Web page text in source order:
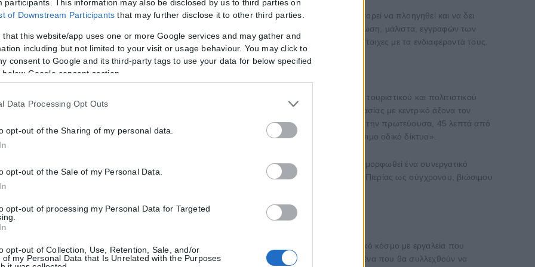
participants. This information may also be disclosed by us to third parties on
of Downstream Participants that may further disclose it to other third parties.
that this website/app uses one or more Google services and may gather and
including but not limited to your visit or usage behaviour. You may click to
consent to Google and its third-party tags to use your data for below specified
Google consent section.
Data Processing Opt Outs
opt-out of the Sharing of my personal data.
opt-out of the Sale of my Personal Data.
opt-out of processing my Personal Data for Targeted
opt-out of Collection, Use, Retention, Sale, and/or
of my Personal Data that Is Unrelated with the Purposes
βίντεο, ήχος και τρισδιάστατα μοντέλα, πανοραμικές απεικονίσεις στις οποίες κάποιος μπορεί να πλοηγηθεί και να δει
είναι πολύ φιλική και εύχρηστη και υπάρχουν και στοιχεία τεχνητής νοημοσύνης. Σε περίπτωση, μάλιστα, εγγραφών των
και με βάση το προφίλ τους να λαμβάνουν συστάσεις και προτάσεις αντίστοιχες με τα ενδιαφέροντά τους.
έκανε λόγο για ένα ολοκληρωμένο εργαλείο προβολής, διαχείρισης και ανάδειξης του τουριστικού και πολιτιστικού
αυτή στηρίζεται στη στρατηγική αξιοποίηση της γνώσης, της τεχνολογίας και της συνεργασίας με κεντρικό άξονα τον
πολλά συγκριτικά πλεονεκτήματα. Βρίσκεται σε ένα κομβικό σημείο. Είναι 3.30 ώρες από την πρωτεύουσα, 45 λεπτά από
λεπτό μπορεί ο ταξιδιώτης να μπει μέσα στην Κατερίνη, ενώ υπάρχει ένα άριστα προσβάσιμο οδικό δίκτυο».
«δίνεται άμεσα έμφαση στην συμμετοχή των τοπικών επιχειρήσεων και φορέων ώστε να διαμορφωθεί ένα συνεργατικό
τομέας, σε συνεργασία με την ακαδημαϊκή κοινότητα συνδιαμορφώνουν την εικόνα της Πιερίας ως σύγχρονου, βιώσιμου
και Προβολής Γιώργος Καραλής, επισήμανε παράλληλα ότι η Πιερία εισέρχεται στον ψηφιακό κόσμο με εργαλεία που
επαγγελματίες του τόπου να χρησιμοποιήσουν όλα αυτά τα εργαλεία ώστε με τα δεδομένα που θα συλλεχθούν να